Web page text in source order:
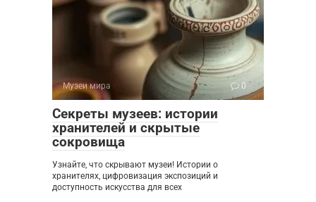
Музеи мира 0
Секреты музеев: истории
хранителей и скрытые
сокровища
Узнайте, что скрывают музеи! Истории о
хранителях, цифровизация экспозиций и
доступность искусства для всех